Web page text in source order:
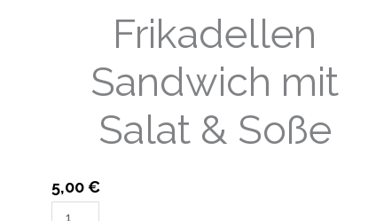
Frikadellen
Sandwich mit
Salat & Soße
5,00€
Menge